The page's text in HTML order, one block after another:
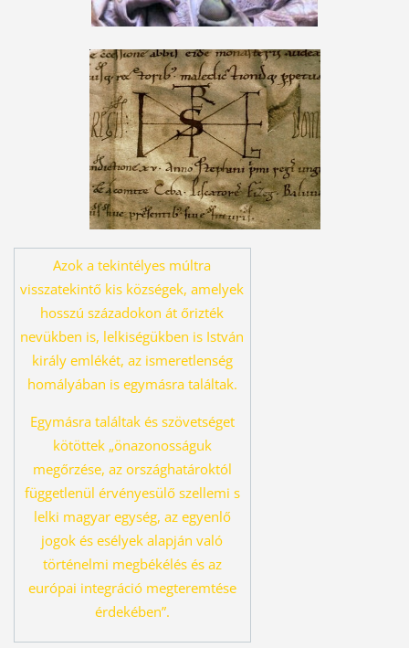
Azok a tekintélyes múltra
visszatekintő kis községek, amelyek
hosszú századokon át őrizték
nevükben is, lelkiségükben is István
király emlékét, az ismeretlenség
homályában is egymásra találtak.
Egymásra találtak és szövetséget
kötöttek „önazonosságuk
megőrzése, az országhatároktól
függetlenül érvényesülő szellemi s
lelki magyar egység, az egyenlő
jogok és esélyek alapján való
történelmi megbékélés és az
európai integráció megteremtése
érdekében”.